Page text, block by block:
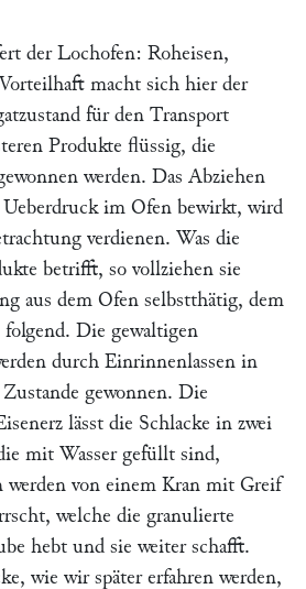
der Lochofen: Roheisen,
macht sich hier der
für den Transport
Produkte flüssig, die
werden. Das Abziehen
Ueberdruck im Ofen bewirkt, wird
verdienen. Was die
betrifft, so vollziehen sie
aus dem Ofen selbstthätig, dem
folgend. Die gewaltigen
durch Einrinnenlassen in
gewonnen. Die
lässt die Schlacke in zwei
mit Wasser gefüllt sind,
werden von einem Kran mit Greif
welche die granulierte
hebt und sie weiter schafft.
wie wir später erfahren werden,